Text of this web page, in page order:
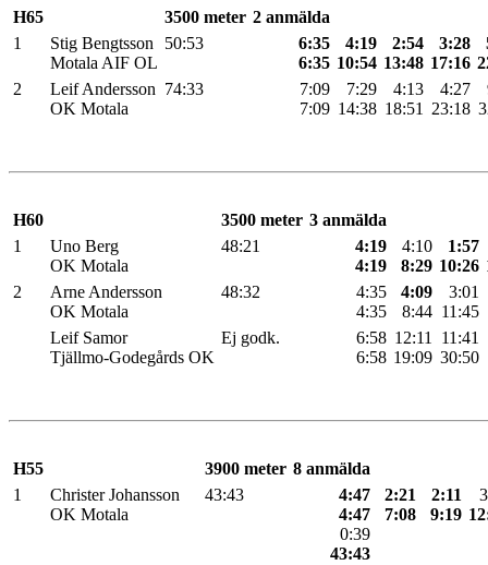
H65 3500 meter 2 anmälda
1
Stig Bengtsson
Motala AIF OL
50:53
6:35
6:35
4:19
10:54
2:54
13:48
3:28
17:16
2
Leif Andersson
OK Motala
74:33
7:09
7:09
7:29
14:38
4:13
18:51
4:27
23:18
H60 3500 meter 3 anmälda
1
Uno Berg
OK Motala
48:21
4:19
4:19
4:10
8:29
1:57
10:26
2
Arne Andersson
OK Motala
48:32
4:35
4:35
4:09
8:44
3:01
11:45
Leif Samor
Tjällmo-Godegårds OK
Ej godk.
6:58
6:58
12:11
19:09
11:41
30:50
H55 3900 meter 8 anmälda
1
Christer Johansson
OK Motala
43:43
4:47
4:47
0:39
43:43
2:21
7:08
2:11
9:19